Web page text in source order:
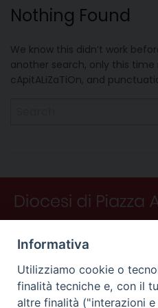
Nothing Found
We know this didn’t work
another search, only this time
cApitALiZaTiOn, and
Informativa
Utilizziamo cookie o
finalità tecniche e, con il
altre finalità ("interazioni